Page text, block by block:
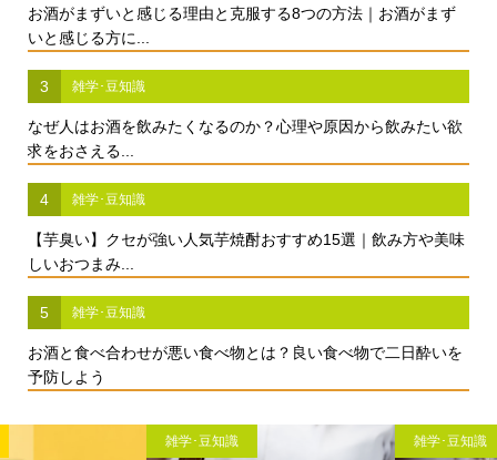
お酒がまずいと感じる理由と克服する8つの方法｜お酒がまず
いと感じる方に...
3 雑学･豆知識
なぜ人はお酒を飲みたくなるのか？心理や原因から飲みたい欲
求をおさえる...
4 雑学･豆知識
【芋臭い】クセが強い人気芋焼酎おすすめ15選｜飲み方や美味
しいおつまみ...
5 雑学･豆知識
お酒と食べ合わせが悪い食べ物とは？良い食べ物で二日酔いを
予防しよう